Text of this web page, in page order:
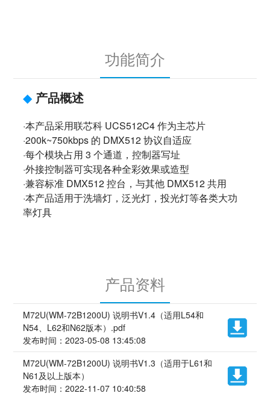
功能简介
◆ 产品概述
·本产品采用联芯科 UCS512C4 作为主芯片
·200k~750kbps 的 DMX512 协议自适应
·每个模块占用 3 个通道，控制器写址
·外接控制器可实现各种全彩效果或造型
·兼容标准 DMX512 控台，与其他 DMX512 共用
·本产品适用于洗墙灯，泛光灯，投光灯等各类大功
率灯具
产品资料
M72U(WM-72B1200U) 说明书V1.4（适用L54和
N54、L62和N62版本）.pdf
发布时间：2023-05-08 13:45:08
M72U(WM-72B1200U) 说明书V1.3（适用于L61和
N61及以上版本）
发布时间：2022-11-07 10:40:58